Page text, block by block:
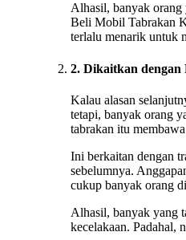
Alhasil, banyak orang
Beli Mobil Tabrakan
terlalu menarik untuk
2. Dikaitkan dengan
Kalau alasan
tetapi, banyak orang
tabrakan itu
Ini berkaitan dengan
sebelumnya.
cukup banyak orang
Alhasil, banyak yang
kecelakaan. Padahal,